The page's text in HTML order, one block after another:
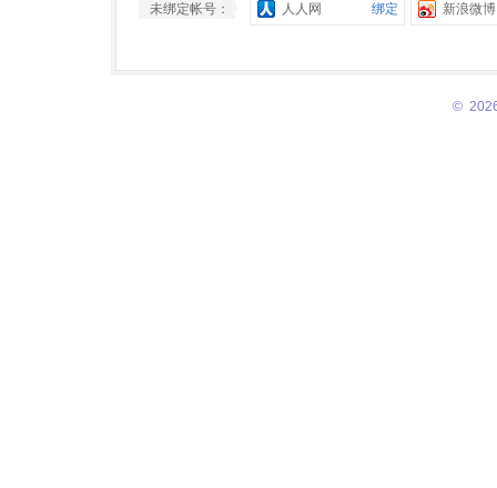
未绑定帐号： 人人网 绑定 新浪微博
©